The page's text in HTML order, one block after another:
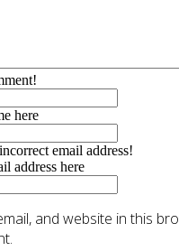
here
email address!
address here
and website in this